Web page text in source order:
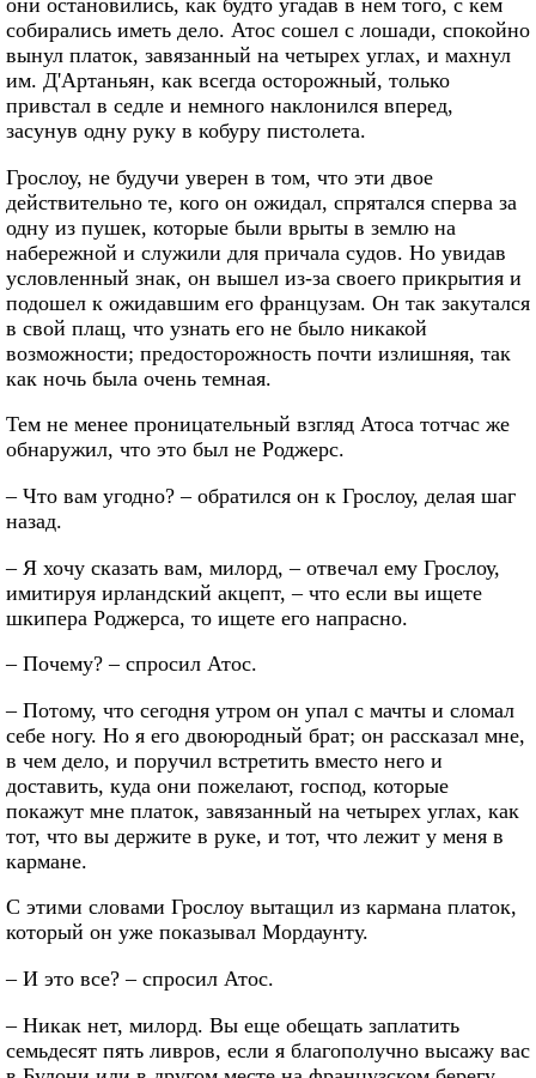
они остановились, как будто угадав в нем того, с кем
собирались иметь дело. Атос сошел с лошади, спокойно
вынул платок, завязанный на четырех углах, и махнул
им. Д'Артаньян, как всегда осторожный, только
привстал в седле и немного наклонился вперед,
засунув одну руку в кобуру пистолета.
Грослоу, не будучи уверен в том, что эти двое
действительно те, кого он ожидал, спрятался сперва за
одну из пушек, которые были врыты в землю на
набережной и служили для причала судов. Но увидав
условленный знак, он вышел из-за своего прикрытия и
подошел к ожидавшим его французам. Он так закутался
в свой плащ, что узнать его не было никакой
возможности; предосторожность почти излишняя, так
как ночь была очень темная.
Тем не менее проницательный взгляд Атоса тотчас же
обнаружил, что это был не Роджерс.
– Что вам угодно? – обратился он к Грослоу, делая шаг
назад.
– Я хочу сказать вам, милорд, – отвечал ему Грослоу,
имитируя ирландский акцепт, – что если вы ищете
шкипера Роджерса, то ищете его напрасно.
– Почему? – спросил Атос.
– Потому, что сегодня утром он упал с мачты и сломал
себе ногу. Но я его двоюродный брат; он рассказал мне,
в чем дело, и поручил встретить вместо него и
доставить, куда они пожелают, господ, которые
покажут мне платок, завязанный на четырех углах, как
тот, что вы держите в руке, и тот, что лежит у меня в
кармане.
С этими словами Грослоу вытащил из кармана платок,
который он уже показывал Мордаунту.
– И это все? – спросил Атос.
– Никак нет, милорд. Вы еще обещать заплатить
семьдесят пять ливров, если я благополучно высажу вас